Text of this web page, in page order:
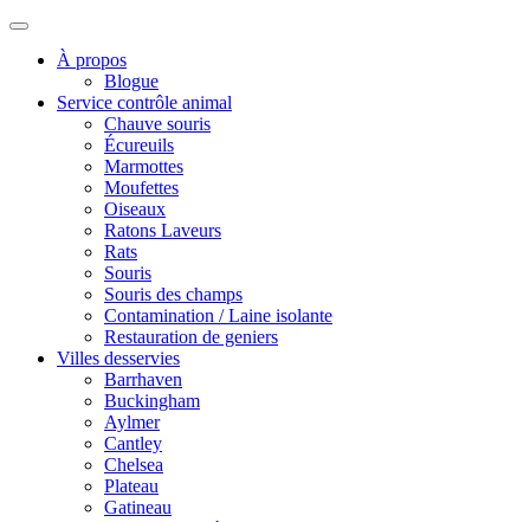
À propos
Blogue
Service contrôle animal
Chauve souris
Écureuils
Marmottes
Moufettes
Oiseaux
Ratons Laveurs
Rats
Souris
Souris des champs
Contamination / Laine isolante
Restauration de geniers
Villes desservies
Barrhaven
Buckingham
Aylmer
Cantley
Chelsea
Plateau
Gatineau